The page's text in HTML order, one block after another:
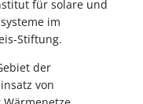
für solare und
im
Stiftung.
der
von